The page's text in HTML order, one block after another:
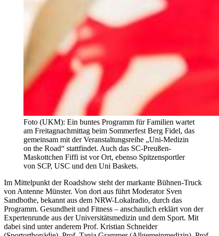
Foto (UKM): Ein buntes Programm für Familien wartet
am Freitagnachmittag beim Sommerfest Berg Fidel, das
gemeinsam mit der Veranstaltungsreihe „Uni-Medizin
on the Road“ stattfindet. Auch das SC-Preußen-
Maskottchen Fiffi ist vor Ort, ebenso Spitzensportler
von SCP, USC und den Uni Baskets.
Im Mittelpunkt der Roadshow steht der markante Bühnen-Truck
von Antenne Münster. Von dort aus führt Moderator Sven
Sandbothe, bekannt aus dem NRW-Lokalradio, durch das
Programm. Gesundheit und Fitness – anschaulich erklärt von der
Expertenrunde aus der Universitätsmedizin und dem Sport. Mit
dabei sind unter anderem Prof. Kristian Schneider